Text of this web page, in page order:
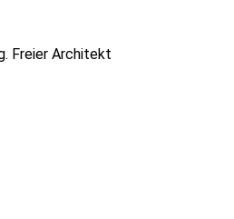
Freier Architekt